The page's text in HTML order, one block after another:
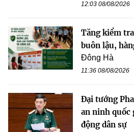
12:03 08/08/2026
Tăng kiểm
buôn lậu,
Đông Hà
11:36 08/08/2026
Đại tướng
an ninh quốc
động dân sự